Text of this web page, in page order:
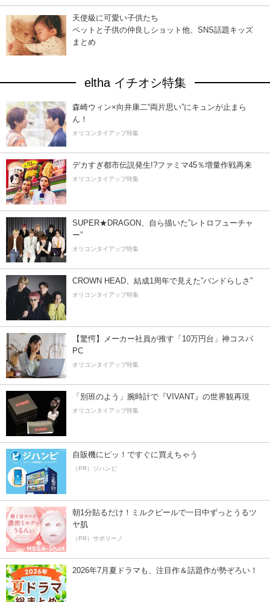
天使級に可愛い子供たち
ペットと子供の仲良しショット他、SNS話題キッズ
まとめ
eltha イチオシ特集
森崎ウィン×向井康二“両片思い”にキュンが止まら
ん！
オリコンタイアップ特集
デカすぎ都市伝説発生!?ファミマ45％増量作戦再来
オリコンタイアップ特集
SUPER★DRAGON、自ら描いた”レトロフューチャ
ー”
オリコンタイアップ特集
CROWN HEAD、結成1周年で見えた”バンドらしさ”
オリコンタイアップ特集
【驚愕】メーカー社員が推す「10万円台」神コスパ
PC
オリコンタイアップ特集
「別班のよう」腕時計で『VIVANT』の世界観再現
オリコンタイアップ特集
自販機にピッ！ですぐに買えちゃう
（PR）ジハンピ
朝1分貼るだけ！ミルクピールで一日中ずっとうるツ
ヤ肌
（PR）サボリーノ
2026年7月夏ドラマも、注目作＆話題作が勢ぞろい！